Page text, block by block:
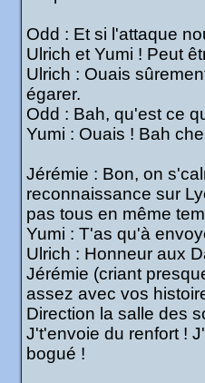
Odd : Et si l'attaque
Ulrich et Yumi ! Peut
Ulrich : Ouais
égarer.
Odd : Bah, qu'est ce
Yumi : Ouais ! Bah
Jérémie : Bon, on
reconnaissance sur
pas tous en même
Yumi : T'as qu'à
Ulrich : Honneur aux
Jérémie (criant
assez avec vos
Direction la salle des
J't'envoie du renfort !
bogué !